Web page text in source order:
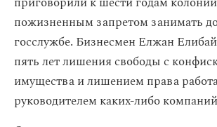
пожизненным запретом занимать
госслужбе. Бизнесмен Елжан
пять лет лишения свободы с
имущества и лишением права
руководителем каких-либо